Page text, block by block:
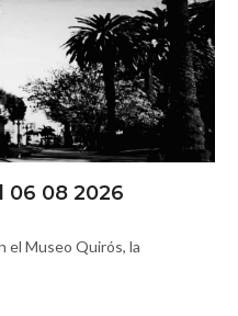
06 08 2026
el Museo Quirós, la